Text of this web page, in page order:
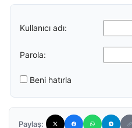
Kullanıcı adı:
Parola:
Beni hatırla
Paylaş: